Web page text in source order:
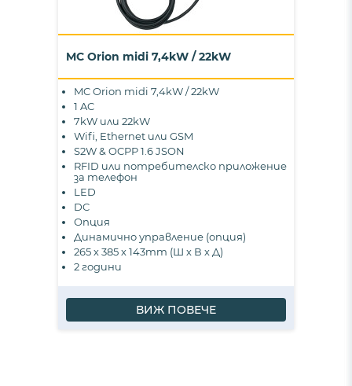
MC Orion midi 7,4kW / 22kW
MC Orion midi 7,4kW / 22kW
1 AC
7kW или 22kW
Wifi, Ethernet или GSM
S2W & OCPP 1.6 JSON
RFID или потребителско приложение
за телефон
LED
DC
Опция
Динамично управление (опция)
265 х 385 х 143mm (Ш х В х Д)
2 години
ВИЖ ПОВЕЧЕ